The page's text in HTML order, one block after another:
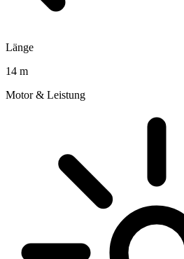
Länge
14 m
Motor & Leistung